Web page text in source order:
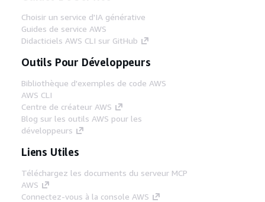
Choisir un service d'IA générative
Guides de service AWS
Didacticiels AWS CLI sur GitHub
Outils Pour Développeurs
Bibliothèque d'exemples de code AWS
AWS CLI
Centre de créateur AWS
Blog sur les outils AWS pour les
développeurs
Liens Utiles
Téléchargez les documents du serveur MCP
AWS
Connectez-vous à la console AWS